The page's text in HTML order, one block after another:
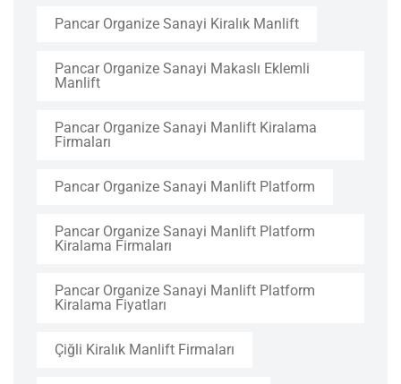
Pancar Organize Sanayi Kiralık Manlift
Pancar Organize Sanayi Makaslı Eklemli
Manlift
Pancar Organize Sanayi Manlift Kiralama
Firmaları
Pancar Organize Sanayi Manlift Platform
Pancar Organize Sanayi Manlift Platform
Kiralama Firmaları
Pancar Organize Sanayi Manlift Platform
Kiralama Fiyatları
Çiğli Kiralık Manlift Firmaları